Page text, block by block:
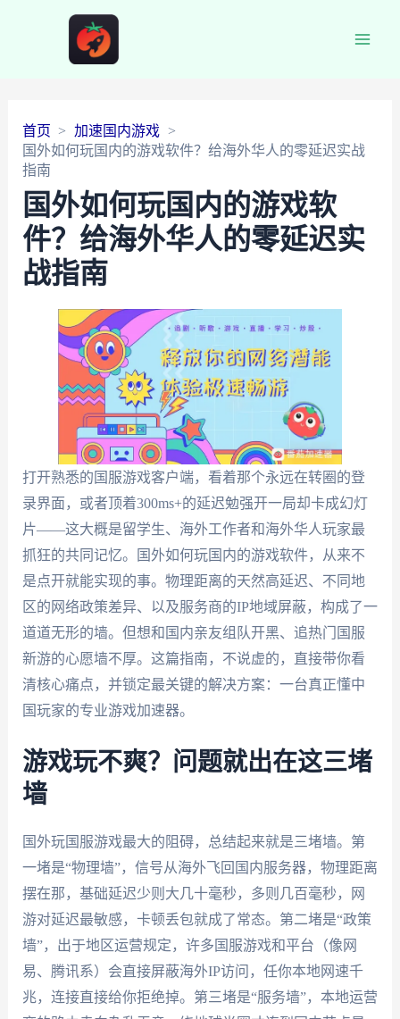
首页
加速国内游戏
国外如何玩国内的游戏软件？给海外华人的零延迟实战
指南
国外如何玩国内的游戏软
件？给海外华人的零延迟实
战指南
打开熟悉的国服游戏客户端，看着那个永远在转圈的登
录界面，或者顶着300ms+的延迟勉强开一局却卡成幻灯
片——这大概是留学生、海外工作者和海外华人玩家最
抓狂的共同记忆。国外如何玩国内的游戏软件，从来不
是点开就能实现的事。物理距离的天然高延迟、不同地
区的网络政策差异、以及服务商的IP地域屏蔽，构成了一
道道无形的墙。但想和国内亲友组队开黑、追热门国服
新游的心愿墙不厚。这篇指南，不说虚的，直接带你看
清核心痛点，并锁定最关键的解决方案：一台真正懂中
国玩家的专业游戏加速器。
游戏玩不爽？问题就出在这三堵
墙
国外玩国服游戏最大的阻碍，总结起来就是三堵墙。第
一堵是“物理墙”，信号从海外飞回国内服务器，物理距离
摆在那，基础延迟少则大几十毫秒，多则几百毫秒，网
游对延迟最敏感，卡顿丢包就成了常态。第二堵是“政策
墙”，出于地区运营规定，许多国服游戏和平台（像网
易、腾讯系）会直接屏蔽海外IP访问，任你本地网速千
兆，连接直接给你拒绝掉。第三堵是“服务墙”，本地运营